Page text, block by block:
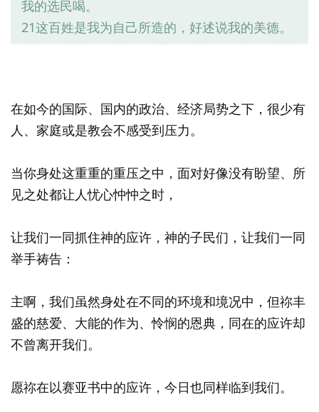
我的选民喝。
21这百姓是我为自己所造的，好述说我的美德。
在如今的国际、国内的政治、经济局势之下，很少有
人、家庭或是教会不感受到压力。
当你身处这重重的重压之中，面对好像没有盼望、所
见之处都让人忧心忡忡之时，
让我们一同抓住神的应许，神的子民们，让我们一同
举手祷告：
主啊，我们虽然身处在不同的环境和境况中，但祢丰
盛的慈爱、大能的作为、怜悯的恩典，同在的应许却
不曾离开我们。
愿祢在以赛亚书中的应许，今日也同样临到我们。